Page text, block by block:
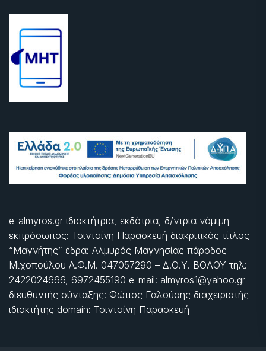
e-almyros.gr ιδιοκτήτρια, εκδότρια, δ/ντρια νόμιμη
εκπρόσωπος: Τσιντσίνη Παρασκευή διακριτικός τίτλος
“Μαγνήτης” έδρα: Αλμυρός Μαγνησίας πάροδος
Μιχοπούλου Α.Φ.Μ. 047057290 – Δ.Ο.Υ. ΒΟΛΟΥ τηλ:
2422024666, 6972455190 e-mail: almyros1@yahoo.gr
διευθυντής σύνταξης: Φώτιος Γαλούσης διαχειριστής-
ιδιοκτήτης domain: Τσιντσίνη Παρασκευή